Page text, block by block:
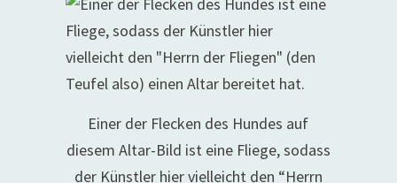
Einer der Flecken des Hundes auf
diesem Altar-Bild ist eine Fliege, sodass
der Künstler hier vielleicht den “Herrn